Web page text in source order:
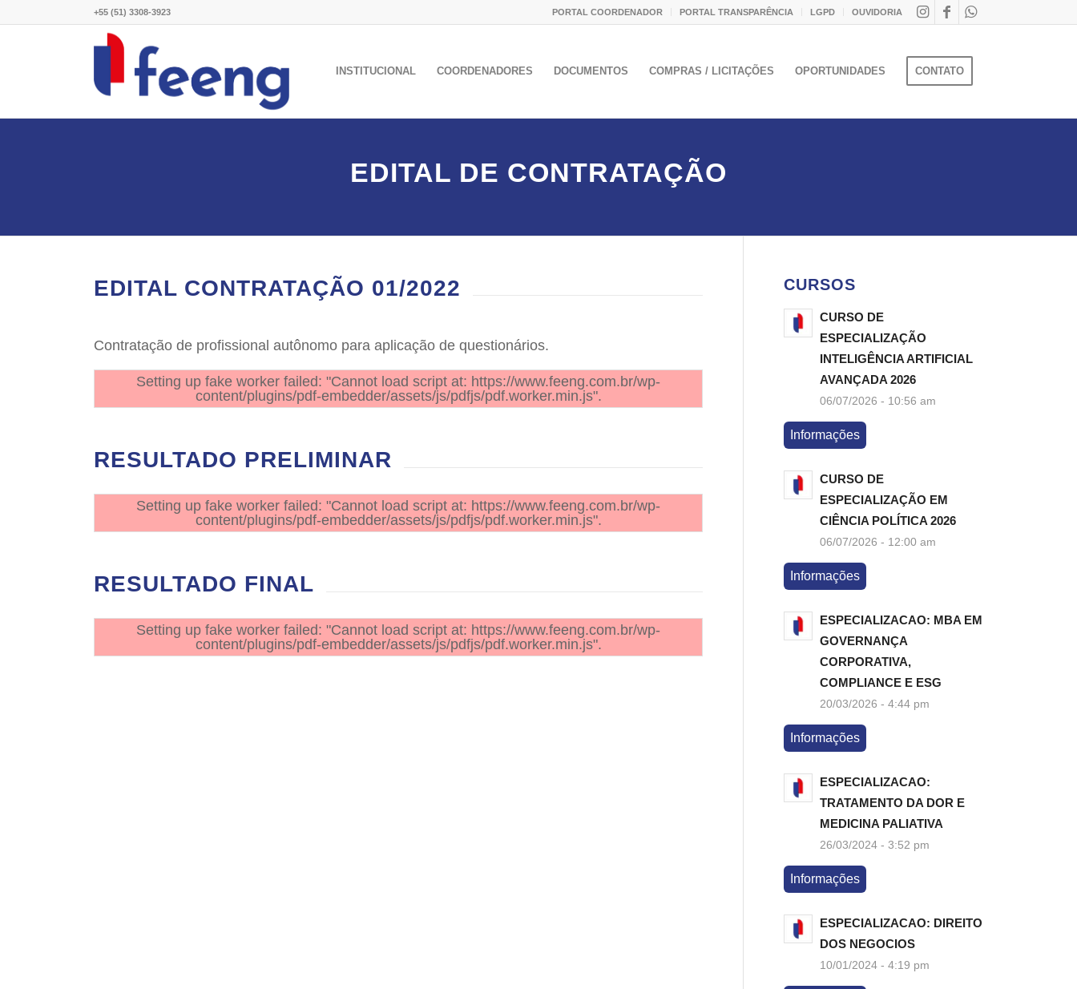
PORTAL COORDENADOR PORTAL TRANSPARÊNCIA LGPD OUVIDORIA
+55 (51) 3308-3923
INSTITUCIONAL COORDENADORES DOCUMENTOS COMPRAS / LICITAÇÕES OPORTUNIDADES CONTATO
EDITAL DE CONTRATAÇÃO
EDITAL CONTRATAÇÃO 01/2022
Contratação de profissional autônomo para aplicação de questionários.
Setting up fake worker failed: "Cannot load script at: https://www.feeng.com.br/wp-
content/plugins/pdf-embedder/assets/js/pdfjs/pdf.worker.min.js".
RESULTADO PRELIMINAR
Setting up fake worker failed: "Cannot load script at: https://www.feeng.com.br/wp-
content/plugins/pdf-embedder/assets/js/pdfjs/pdf.worker.min.js".
RESULTADO FINAL
Setting up fake worker failed: "Cannot load script at: https://www.feeng.com.br/wp-
content/plugins/pdf-embedder/assets/js/pdfjs/pdf.worker.min.js".
CURSOS
CURSO DE
ESPECIALIZAÇÃO
INTELIGÊNCIA ARTIFICIAL
AVANÇADA 2026
06/07/2026 - 10:56 am
Informações
CURSO DE
ESPECIALIZAÇÃO EM
CIÊNCIA POLÍTICA 2026
06/07/2026 - 12:00 am
Informações
ESPECIALIZACAO: MBA EM
GOVERNANÇA
CORPORATIVA,
COMPLIANCE E ESG
20/03/2026 - 4:44 pm
Informações
ESPECIALIZACAO:
TRATAMENTO DA DOR E
MEDICINA PALIATIVA
26/03/2024 - 3:52 pm
Informações
ESPECIALIZACAO: DIREITO
DOS NEGOCIOS
10/01/2024 - 4:19 pm